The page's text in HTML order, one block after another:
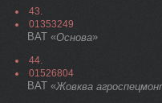
43.
01353249
ВАТ «Основа»
44.
01526804
ВАТ «Жовква